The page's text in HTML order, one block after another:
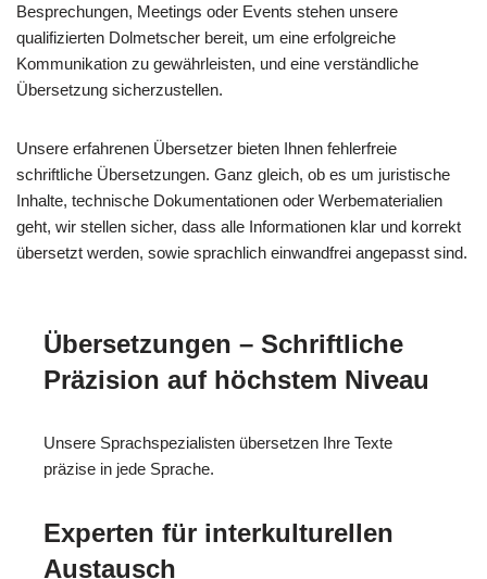
Besprechungen, Meetings oder Events stehen unsere
qualifizierten Dolmetscher bereit, um eine erfolgreiche
Kommunikation zu gewährleisten, und eine verständliche
Übersetzung sicherzustellen.
Unsere erfahrenen Übersetzer bieten Ihnen fehlerfreie
schriftliche Übersetzungen. Ganz gleich, ob es um juristische
Inhalte, technische Dokumentationen oder Werbematerialien
geht, wir stellen sicher, dass alle Informationen klar und korrekt
übersetzt werden, sowie sprachlich einwandfrei angepasst sind.
Übersetzungen – Schriftliche
Präzision auf höchstem Niveau
Unsere Sprachspezialisten übersetzen Ihre Texte
präzise in jede Sprache.
Experten für interkulturellen
Austausch